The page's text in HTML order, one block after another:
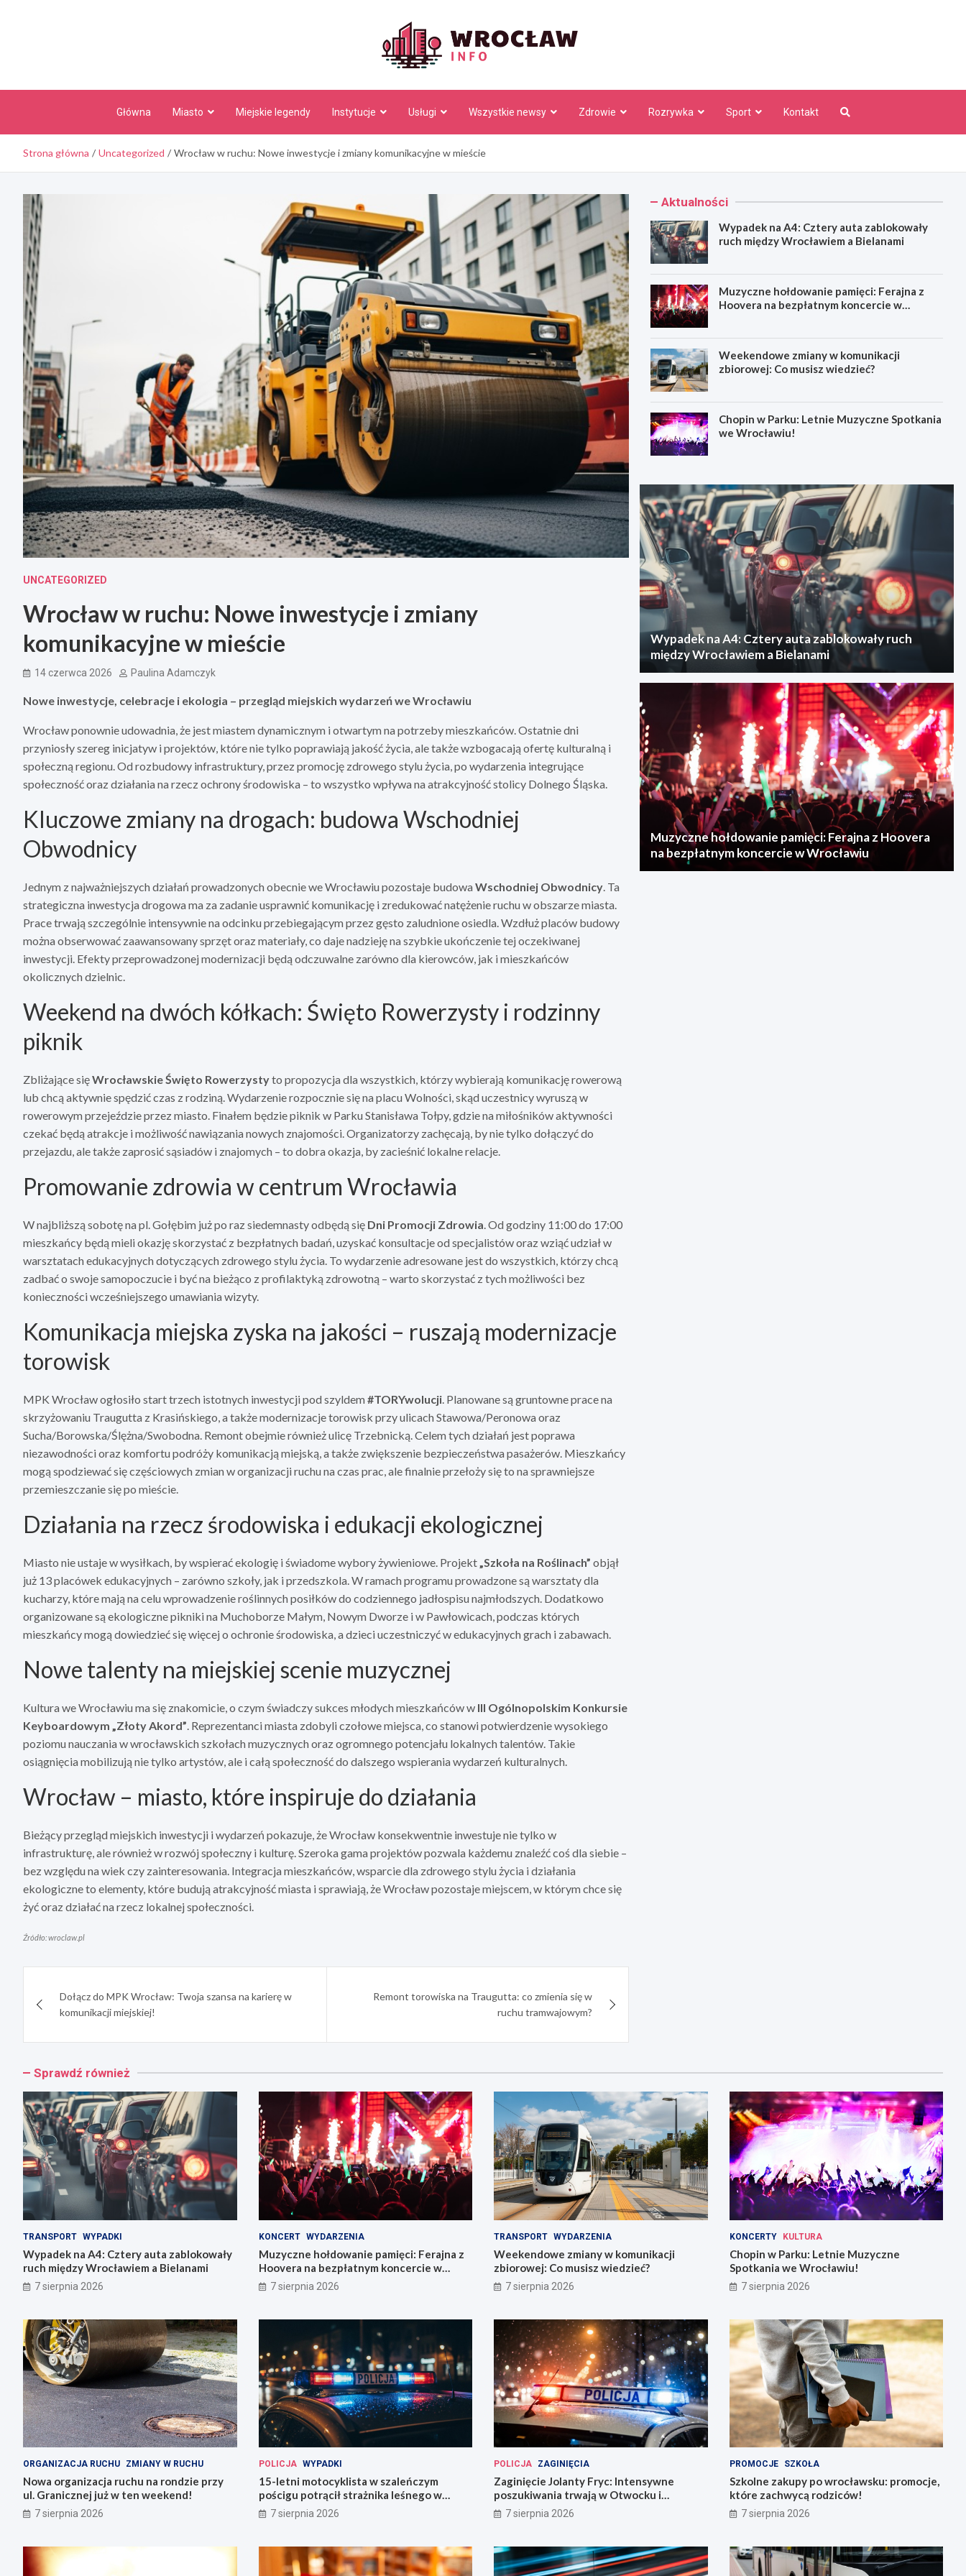
Główna Miasto Miejskie legendy Instytucje Usługi Wszystkie newsy Zdrowie Rozrywka Sport Kontakt
Strona główna Uncategorized Wrocław w ruchu: Nowe inwestycje i zmiany komunikacyjne w mieście
UNCATEGORIZED
Wrocław w ruchu: Nowe inwestycje i zmiany
komunikacyjne w mieście
14 czerwca 2026 Paulina Adamczyk
Nowe inwestycje, celebracje i ekologia – przegląd miejskich wydarzeń we Wrocławiu
Wrocław ponownie udowadnia, że jest miastem dynamicznym i otwartym na potrzeby mieszkańców. Ostatnie dni
przyniosły szereg inicjatyw i projektów, które nie tylko poprawiają jakość życia, ale także wzbogacają ofertę kulturalną i
społeczną regionu. Od rozbudowy infrastruktury, przez promocję zdrowego stylu życia, po wydarzenia integrujące
społeczność oraz działania na rzecz ochrony środowiska – to wszystko wpływa na atrakcyjność stolicy Dolnego Śląska.
Kluczowe zmiany na drogach: budowa Wschodniej
Obwodnicy
Jednym z najważniejszych działań prowadzonych obecnie we Wrocławiu pozostaje budowaWschodniej Obwodnicy. Ta
strategiczna inwestycja drogowa ma za zadanie usprawnić komunikację i zredukować natężenie ruchu w obszarze miasta.
Prace trwają szczególnie intensywnie na odcinku przebiegającym przez gęsto zaludnione osiedla. Wzdłuż placów budowy
można obserwować zaawansowany sprzęt oraz materiały, co daje nadzieję na szybkie ukończenie tej oczekiwanej
inwestycji. Efekty przeprowadzonej modernizacji będą odczuwalne zarówno dla kierowców, jak i mieszkańców
okolicznych dzielnic.
Weekend na dwóch kółkach: Święto Rowerzysty i rodzinny
piknik
Zbliżające sięWrocławskie Święto Rowerzystyto propozycja dla wszystkich, którzy wybierają komunikację rowerową
lub chcą aktywnie spędzić czas z rodziną. Wydarzenie rozpocznie się na placu Wolności, skąd uczestnicy wyruszą w
rowerowym przejeździe przez miasto. Finałem będzie piknik w Parku Stanisława Tołpy, gdzie na miłośników aktywności
czekać będą atrakcje i możliwość nawiązania nowych znajomości. Organizatorzy zachęcają, by nie tylko dołączyć do
przejazdu, ale także zaprosić sąsiadów i znajomych – to dobra okazja, by zacieśnić lokalne relacje.
Promowanie zdrowia w centrum Wrocławia
W najbliższą sobotę na pl. Gołębim już po raz siedemnasty odbędą się Dni Promocji Zdrowia. Od godziny 11:00 do 17:00
mieszkańcy będą mieli okazję skorzystać z bezpłatnych badań, uzyskać konsultacje od specjalistów oraz wziąć udział w
warsztatach edukacyjnych dotyczących zdrowego stylu życia. To wydarzenie adresowane jest do wszystkich, którzy chcą
zadbać o swoje samopoczucie i być na bieżąco z profilaktyką zdrowotną – warto skorzystać z tych możliwości bez
konieczności wcześniejszego umawiania wizyty.
Komunikacja miejska zyska na jakości – ruszają modernizacje
torowisk
MPK Wrocław ogłosiło start trzech istotnych inwestycji pod szyldem#TORYwolucji. Planowane są gruntowne prace na
skrzyżowaniu Traugutta z Krasińskiego, a także modernizacje torowisk przy ulicach Stawowa/Peronowa oraz
Sucha/Borowska/Ślężna/Swobodna. Remont obejmie również ulicę Trzebnicką. Celem tych działań jest poprawa
niezawodności oraz komfortu podróży komunikacją miejską, a także zwiększenie bezpieczeństwa pasażerów. Mieszkańcy
mogą spodziewać się częściowych zmian w organizacji ruchu na czas prac, ale finalnie przełoży się to na sprawniejsze
przemieszczanie się po mieście.
Działania na rzecz środowiska i edukacji ekologicznej
Miasto nie ustaje w wysiłkach, by wspierać ekologię i świadome wybory żywieniowe. Projekt„Szkoła na Roślinach” objął
już 13 placówek edukacyjnych – zarówno szkoły, jak i przedszkola. W ramach programu prowadzone są warsztaty dla
kucharzy, które mają na celu wprowadzenie roślinnych posiłków do codziennego jadłospisu najmłodszych. Dodatkowo
organizowane są ekologiczne pikniki na Muchoborze Małym, Nowym Dworze i w Pawłowicach, podczas których
mieszkańcy mogą dowiedzieć się więcej o ochronie środowiska, a dzieci uczestniczyć w edukacyjnych grach i zabawach.
Nowe talenty na miejskiej scenie muzycznej
Kultura we Wrocławiu ma się znakomicie, o czym świadczy sukces młodych mieszkańców w III Ogólnopolskim Konkursie
Keyboardowym „Złoty Akord”. Reprezentanci miasta zdobyli czołowe miejsca, co stanowi potwierdzenie wysokiego
poziomu nauczania w wrocławskich szkołach muzycznych oraz ogromnego potencjału lokalnych talentów. Takie
osiągnięcia mobilizują nie tylko artystów, ale i całą społeczność do dalszego wspierania wydarzeń kulturalnych.
Wrocław – miasto, które inspiruje do działania
Bieżący przegląd miejskich inwestycji i wydarzeń pokazuje, że Wrocław konsekwentnie inwestuje nie tylko w
infrastrukturę, ale również w rozwój społeczny i kulturę. Szeroka gama projektów pozwala każdemu znaleźć coś dla siebie –
bez względu na wiek czy zainteresowania. Integracja mieszkańców, wsparcie dla zdrowego stylu życia i działania
ekologiczne to elementy, które budują atrakcyjność miasta i sprawiają, że Wrocław pozostaje miejscem, w którym chce się
żyć oraz działać na rzecz lokalnej społeczności.
Źródło: wroclaw.pl
wpisuDołącz do MPK Wrocław: Twoja szansa na karierę w
komunikacji miejskiej!
Remont torowiska na Traugutta: co zmienia się w
ruchu tramwajowym?
Aktualności
Wypadek na A4: Cztery auta zablokowały
ruch między Wrocławiem a Bielanami
Muzyczne hołdowanie pamięci: Ferajna z
Hoovera na bezpłatnym koncercie w
Weekendowe zmiany w komunikacji
zbiorowej: Co musisz wiedzieć?
Chopin w Parku: Letnie Muzyczne Spotkania
we Wrocławiu!
Wypadek na A4: Cztery auta zablokowały ruch
między Wrocławiem a Bielanami
Muzyczne hołdowanie pamięci: Ferajna z Hoovera
na bezpłatnym koncercie w Wrocławiu
Sprawdź również
TRANSPORT WYPADKI
Wypadek na A4: Cztery auta zablokowały
ruch między Wrocławiem a Bielanami
7 sierpnia 2026
KONCERT WYDARZENIA
Muzyczne hołdowanie pamięci: Ferajna z
Hoovera na bezpłatnym koncercie w
Wrocławiu
7 sierpnia 2026
TRANSPORT WYDARZENIA
Weekendowe zmiany w komunikacji
zbiorowej: Co musisz wiedzieć?
7 sierpnia 2026
KONCERTY KULTURA
Chopin w Parku: Letnie Muzyczne
Spotkania we Wrocławiu!
7 sierpnia 2026
ORGANIZACJA RUCHU ZMIANY W RUCHU
Nowa organizacja ruchu na rondzie przy
ul. Granicznej już w ten weekend!
7 sierpnia 2026
POLICJA WYPADKI
15-letni motocyklista w szaleńczym
pościgu potrącił strażnika leśnego w
Lwówku Śląskim
7 sierpnia 2026
POLICJA ZAGINIĘCIA
Zaginięcie Jolanty Fryc: Intensywne
poszukiwania trwają w Otwocku i
Wrocławiu
7 sierpnia 2026
PROMOCJE SZKOŁA
Szkolne zakupy po wrocławsku: promocje,
które zachwycą rodziców!
7 sierpnia 2026